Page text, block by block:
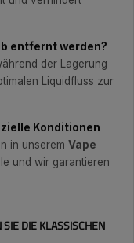
entfernt werden?
der Lagerung
Liquidfluss zur
Konditionen
in unserem Vape
und wir garantieren
DIE KLASSISCHEN